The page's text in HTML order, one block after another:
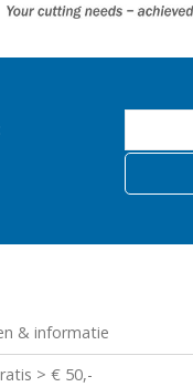
& informatie
> € 50,-